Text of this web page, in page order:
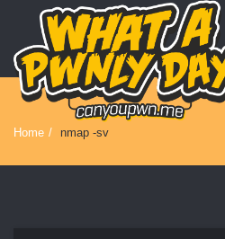
Home / nmap -sv